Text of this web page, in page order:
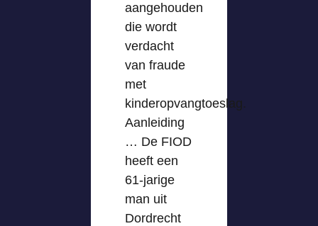
aangehouden
die wordt
verdacht
van fraude
met
kinderopvangtoeslag.
Aanleiding
… De FIOD
heeft een
61-jarige
man uit
Dordrecht